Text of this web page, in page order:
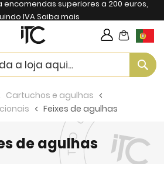
superiores a 200 euros,
IVASaiba mais
My Cart
Cartuchos e agulhas
Feixes de agulhas
de agulhas